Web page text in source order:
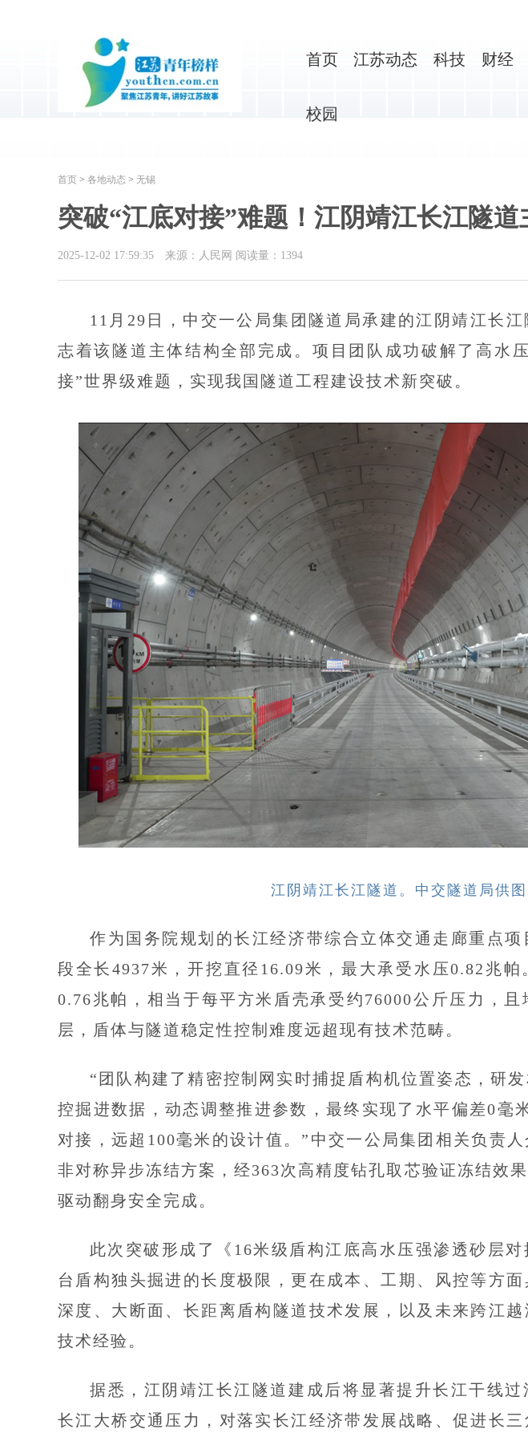
首页 江苏动态 科技 财经
校园
首页 > 各地动态 > 无锡
突破“江底对接”难题！江阴靖江长江隧
2025-12-02 17:59:35 来源：人民网 阅读量： 1394
11月29日，中交一公局集团隧道局承建的江阴靖江长
志着该隧道主体结构全部完成。项目团队成功破解了高水
接”世界级难题，实现我国隧道工程建设技术新突破。
江阴靖江长江隧道。中交隧道局供图
作为国务院规划的长江经济带综合立体交通走廊重点
段全长4937米，开挖直径16.09米，最大承受水压0.82兆
0.76兆帕，相当于每平方米盾壳承受约76000公斤压力，
层，盾体与隧道稳定性控制难度远超现有技术范畴。
“团队构建了精密控制网实时捕捉盾构机位置姿态，研
控掘进数据，动态调整推进参数，最终实现了水平偏差0毫
对接，远超100毫米的设计值。”中交一公局集团相关负责
非对称异步冻结方案，经363次高精度钻孔取芯验证冻结效
驱动翻身安全完成。
此次突破形成了《16米级盾构江底高水压强渗透砂层
台盾构独头掘进的长度极限，更在成本、工期、风控等方
深度、大断面、长距离盾构隧道技术发展，以及未来跨江
技术经验。
据悉，江阴靖江长江隧道建成后将显著提升长江干线
长江大桥交通压力，对落实长江经济带发展战略、促进长